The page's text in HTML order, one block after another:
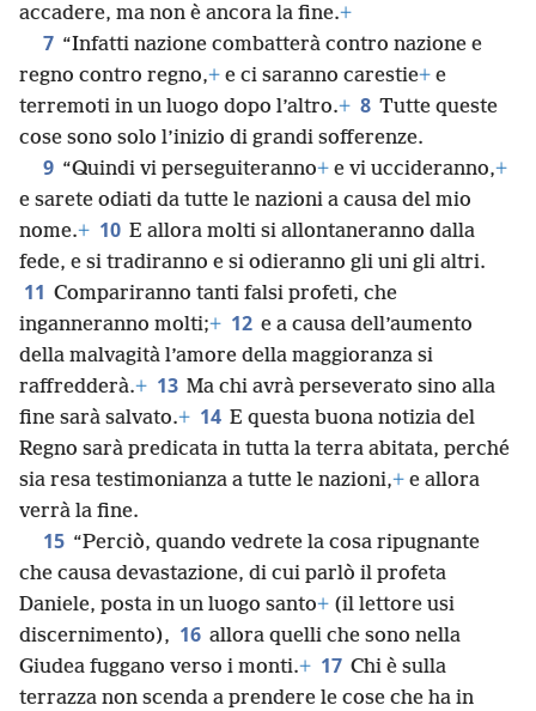
accadere, ma non è ancora la fine.+
7 “Infatti nazione combatterà contro nazione e
regno contro regno,+ e ci saranno carestie+ e
terremoti in un luogo dopo l’altro.+ 8 Tutte queste
cose sono solo l’inizio di grandi sofferenze.
9 “Quindi vi perseguiteranno+ e vi uccideranno,+
e sarete odiati da tutte le nazioni a causa del mio
nome.+ 10 E allora molti si allontaneranno dalla
fede, e si tradiranno e si odieranno gli uni gli altri.
11 Compariranno tanti falsi profeti, che
inganneranno molti;+ 12 e a causa dell’aumento
della malvagità l’amore della maggioranza si
raffredderà.+ 13 Ma chi avrà perseverato sino alla
fine sarà salvato.+ 14 E questa buona notizia del
Regno sarà predicata in tutta la terra abitata, perché
sia resa testimonianza a tutte le nazioni,+ e allora
verrà la fine.
15 “Perciò, quando vedrete la cosa ripugnante
che causa devastazione, di cui parlò il profeta
Daniele, posta in un luogo santo+ (il lettore usi
discernimento), 16 allora quelli che sono nella
Giudea fuggano verso i monti.+ 17 Chi è sulla
terrazza non scenda a prendere le cose che ha in